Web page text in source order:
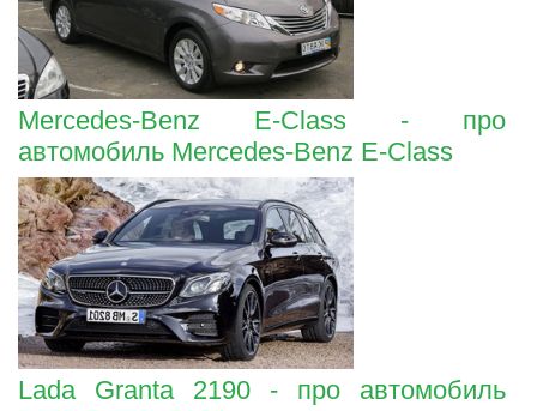
Mercedes-Benz E-Class - про
автомобиль Mercedes-Benz E-Class
Lada Granta 2190 - про автомобиль